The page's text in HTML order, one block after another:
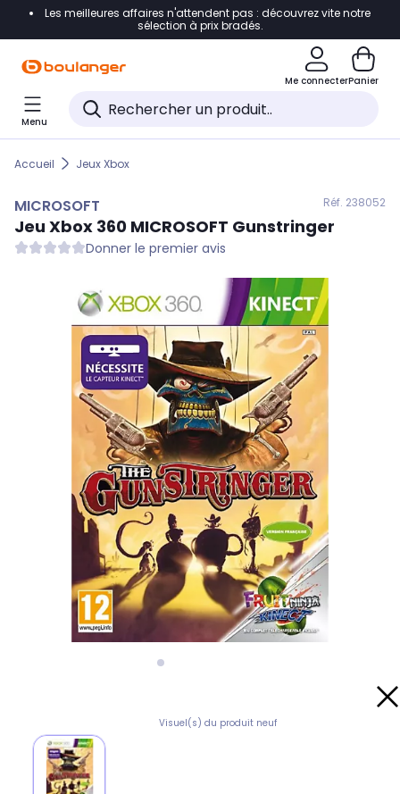
Accéder directement à la navigation
Accéder directement au pied de page
Accéder directement au chatbot
Les meilleures affaires n'attendent pas : découvrez vite notre
sélection à prix bradés.
Me connecterPanier
Menu
Accueil Jeux Xbox
MICROSOFT Réf. 238052
Jeu Xbox 360 MICROSOFT Gunstringer
Donner le premier avis
Visuel(s) du produit neuf